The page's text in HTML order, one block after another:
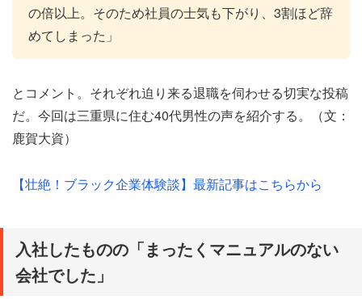
の倍以上。そのため社員の士気も下がり、3割ほど辞
めてしまった」
とコメント。それぞれ迫り来る退職を伺わせる切実な投稿
だ。今回は三重県に住む40代男性の声を紹介する。（文：
鹿賀大資）
【壮絶！ブラック企業体験談】最新記事はこちらから
入社したものの「まったくマニュアルのない
会社でした」